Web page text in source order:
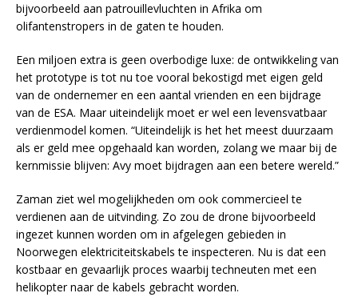
bijvoorbeeld aan patrouillevluchten in Afrika om
olifantenstropers in de gaten te houden.
Een miljoen extra is geen overbodige luxe: de ontwikkeling van
het prototype is tot nu toe vooral bekostigd met eigen geld
van de ondernemer en een aantal vrienden en een bijdrage
van de ESA. Maar uiteindelijk moet er wel een levensvatbaar
verdienmodel komen. “Uiteindelijk is het het meest duurzaam
als er geld mee opgehaald kan worden, zolang we maar bij de
kernmissie blijven: Avy moet bijdragen aan een betere wereld.”
Zaman ziet wel mogelijkheden om ook commercieel te
verdienen aan de uitvinding. Zo zou de drone bijvoorbeeld
ingezet kunnen worden om in afgelegen gebieden in
Noorwegen elektriciteitskabels te inspecteren. Nu is dat een
kostbaar en gevaarlijk proces waarbij techneuten met een
helikopter naar de kabels gebracht worden.